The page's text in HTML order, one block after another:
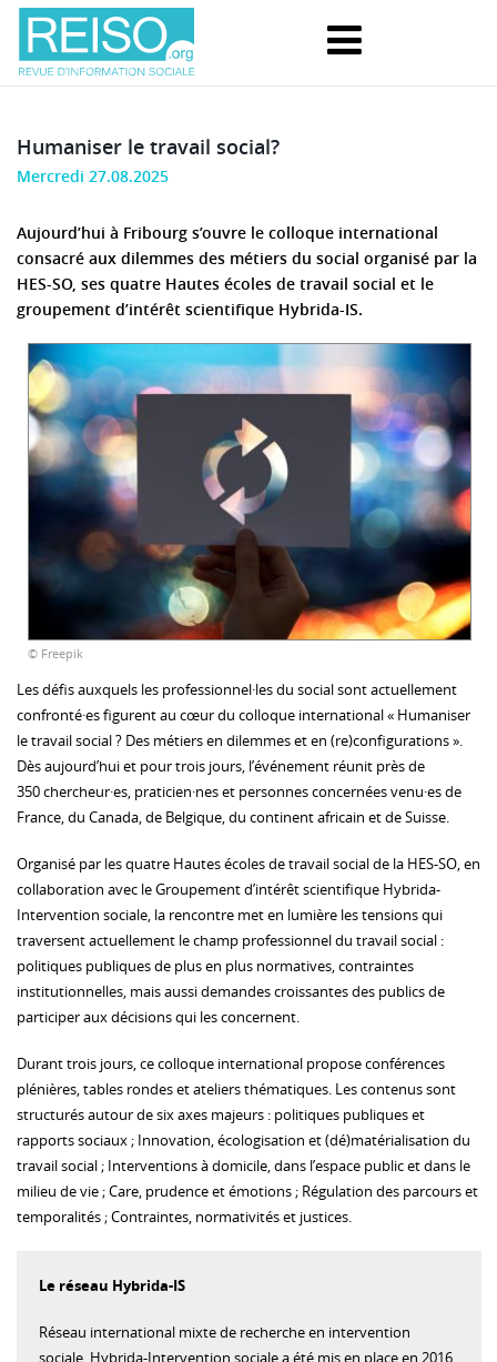
Humaniser le travail social?
Mercredi 27.08.2025
Aujourd’hui à Fribourg s’ouvre le colloque international
consacré aux dilemmes des métiers du social organisé par la
HES-SO, ses quatre Hautes écoles de travail social et le
groupement d’intérêt scientifique Hybrida-IS.
© Freepik
Les défis auxquels les professionnel·les du social sont actuellement
confronté·es figurent au cœur du colloque international « Humaniser
le travail social ? Des métiers en dilemmes et en (re)configurations ».
Dès aujourd’hui et pour trois jours, l’événement réunit près de
350 chercheur·es, praticien·nes et personnes concernées venu·es de
France, du Canada, de Belgique, du continent africain et de Suisse.
Organisé par les quatre Hautes écoles de travail social de la HES-SO, en
collaboration avec le Groupement d’intérêt scientifique Hybrida-
Intervention sociale, la rencontre met en lumière les tensions qui
traversent actuellement le champ professionnel du travail social :
politiques publiques de plus en plus normatives, contraintes
institutionnelles, mais aussi demandes croissantes des publics de
participer aux décisions qui les concernent.
Durant trois jours, ce colloque international propose conférences
plénières, tables rondes et ateliers thématiques. Les contenus sont
structurés autour de six axes majeurs : politiques publiques et
rapports sociaux ; Innovation, écologisation et (dé)matérialisation du
travail social ; Interventions à domicile, dans l’espace public et dans le
milieu de vie ; Care, prudence et émotions ; Régulation des parcours et
temporalités ; Contraintes, normativités et justices.
Le réseau Hybrida-IS
Réseau international mixte de recherche en intervention
sociale, Hybrida-Intervention sociale a été mis en place en 2016,